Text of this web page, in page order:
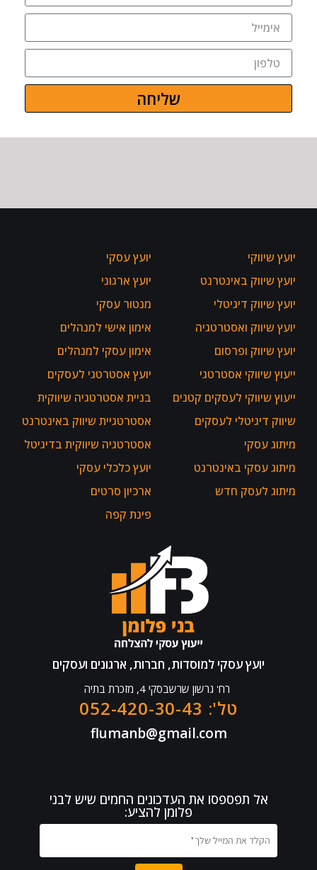
שליחה
יועץ עסקי למוסדות, חברות, ארגונים ועסקים
רח' גרשון שרשבסקי 4, מזכרת בתיה
טל': 052-420-30-43
flumanb@gmail.com
אל תפספסו את העדכונים החמים שיש לבני
פלומן להציע:
יועץ עסקי
יועץ ארגוני
מנטור עסקי
אימון אישי למנהלים
אימון עסקי למנהלים
יועץ אסטרטגי לעסקים
בניית אסטרטגיה שיווקית
אסטרטגיית שיווק באינטרנט
אסטרטגיה שיווקית בדיגיטל
יועץ כלכלי עסקי
ארכיון סרטים
פינת קפה
יועץ שיווקי
יועץ שיווק באינטרנט
יועץ שיווק דיגיטלי
יועץ שיווק ואסטרטגיה
יועץ שיווק ופרסום
ייעוץ שיווקי אסטרטגי
ייעוץ שיווקי לעסקים קטנים
שיווק דיגיטלי לעסקים
מיתוג עסקי
מיתוג עסקי באינטרנט
מיתוג לעסק חדש